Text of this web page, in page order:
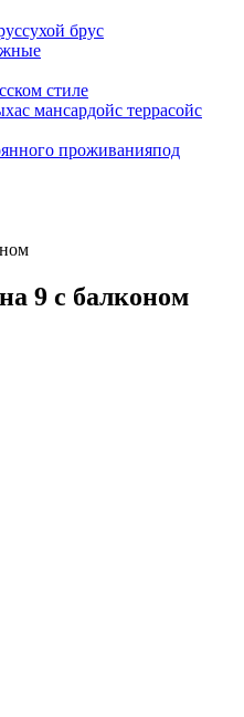
сухой брус
стиле
с мансардойс террасойс
проживанияпод
9 с балконом